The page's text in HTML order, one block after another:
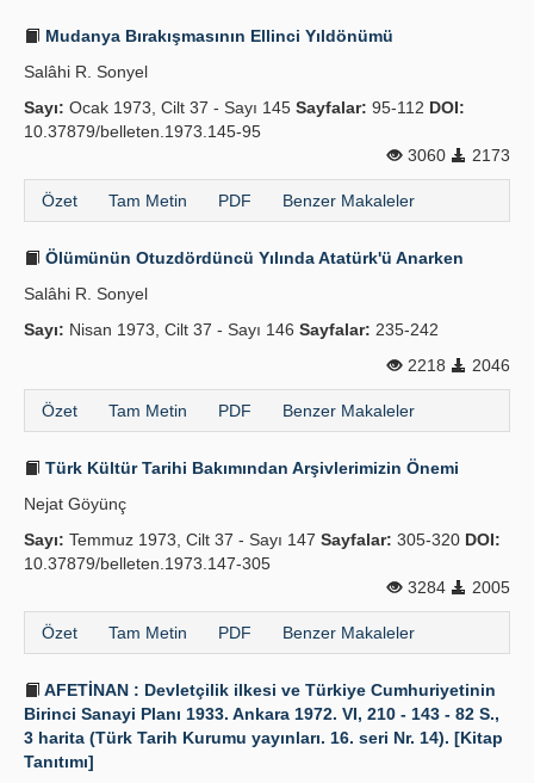
Mudanya Bırakışmasının Ellinci Yıldönümü
Salâhi R. Sonyel
Sayı: Ocak 1973, Cilt 37 - Sayı 145 Sayfalar: 95-112 DOI:
10.37879/belleten.1973.145-95
3060
2173
Özet Tam Metin PDF Benzer Makaleler
Ölümünün Otuzdördüncü Yılında Atatürk'ü Anarken
Salâhi R. Sonyel
Sayı: Nisan 1973, Cilt 37 - Sayı 146 Sayfalar: 235-242
2218
2046
Özet Tam Metin PDF Benzer Makaleler
Türk Kültür Tarihi Bakımından Arşivlerimizin Önemi
Nejat Göyünç
Sayı: Temmuz 1973, Cilt 37 - Sayı 147 Sayfalar: 305-320 DOI:
10.37879/belleten.1973.147-305
3284
2005
Özet Tam Metin PDF Benzer Makaleler
AFETİNAN : Devletçilik ilkesi ve Türkiye Cumhuriyetinin
Birinci Sanayi Planı 1933. Ankara 1972. VI, 210 - 143 - 82 S.,
3 harita (Türk Tarih Kurumu yayınları. 16. seri Nr. 14). [Kitap
Tanıtımı]